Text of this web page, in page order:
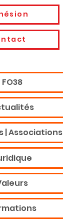
FO38
| Associations